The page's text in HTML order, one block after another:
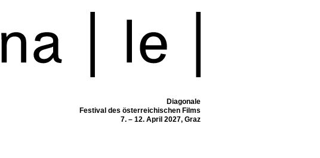
Diagonale
Festival des österreichischen Films
7. – 12. April 2027, Graz